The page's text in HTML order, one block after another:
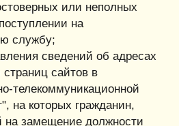
или неполных
на
службу;
сведений об адресах
сайтов в
телекоммуникационной
на которых гражданин,
на замещение должности